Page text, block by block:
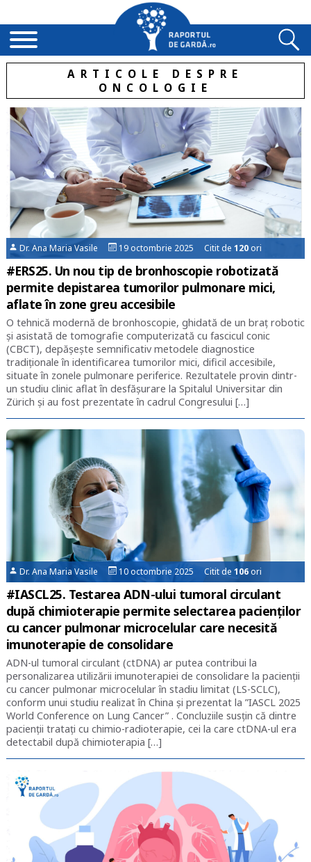
ARTICOLE DESPRE
ONCOLOGIE
Dr. Ana Maria Vasile 19 octombrie 2025 Citit de120 ori
#ERS25. Un nou tip de bronhoscopie robotizată
permite depistarea tumorilor pulmonare mici,
aflate în zone greu accesibile
O tehnică modernă de bronhoscopie, ghidată de un braț robotic
și asistată de tomografie computerizată cu fascicul conic
(CBCT), depășește semnificativ metodele diagnostice
tradiționale în identificarea tumorilor mici, dificil accesibile,
situate în zonele pulmonare periferice. Rezultatele provin dintr-
un studiu clinic aflat în desfășurare la Spitalul Universitar din
Zürich și au fost prezentate în cadrul Congresului […]
Dr. Ana Maria Vasile 10 octombrie 2025 Citit de106ori
#IASCL25. Testarea ADN-ului tumoral circulant
după chimioterapie permite selectarea pacienților
cu cancer pulmonar microcelular care necesită
imunoterapie de consolidare
ADN-ul tumoral circulant (ctDNA) ar putea contribui la
personalizarea utilizării imunoterapiei de consolidare la pacienții
cu cancer pulmonar microcelular în stadiu limitat (LS-SCLC),
conform unui studiu realizat în China și prezentat la ”IASCL 2025
World Conference on Lung Cancer” . Concluziile susțin că dintre
pacienții tratați cu chimio-radioterapie, cei la care ctDNA-ul era
detectabil după chimioterapia […]